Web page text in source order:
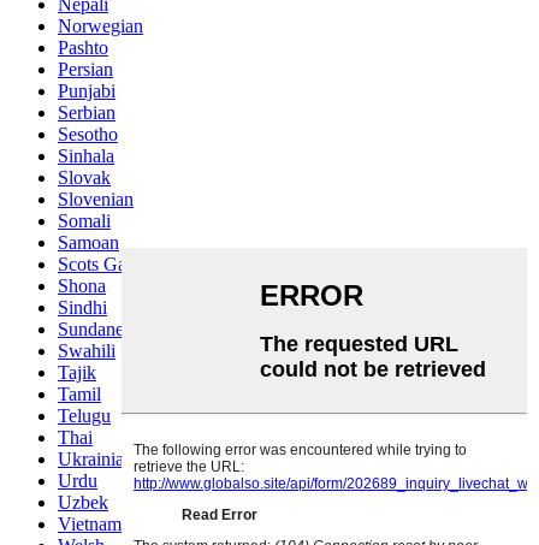
Norwegian
Pashto
Persian
Punjabi
Serbian
Sesotho
Sinhala
Slovak
Slovenian
Somali
Samoan
Scots Gaelic
Shona
Sindhi
Sundanese
Swahili
Tajik
Tamil
Telugu
Thai
Ukrainian
Urdu
Uzbek
Vietnamese